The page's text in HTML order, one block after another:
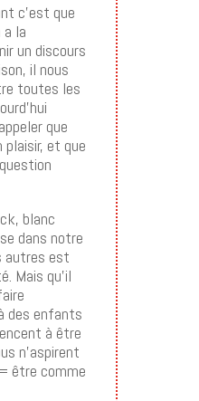
c’est que
a la
un discours
il nous
toutes les
que
plaisir, et que
blanc
dans notre
autres est
Mais qu’il
des enfants
à être
n’aspirent
être comme